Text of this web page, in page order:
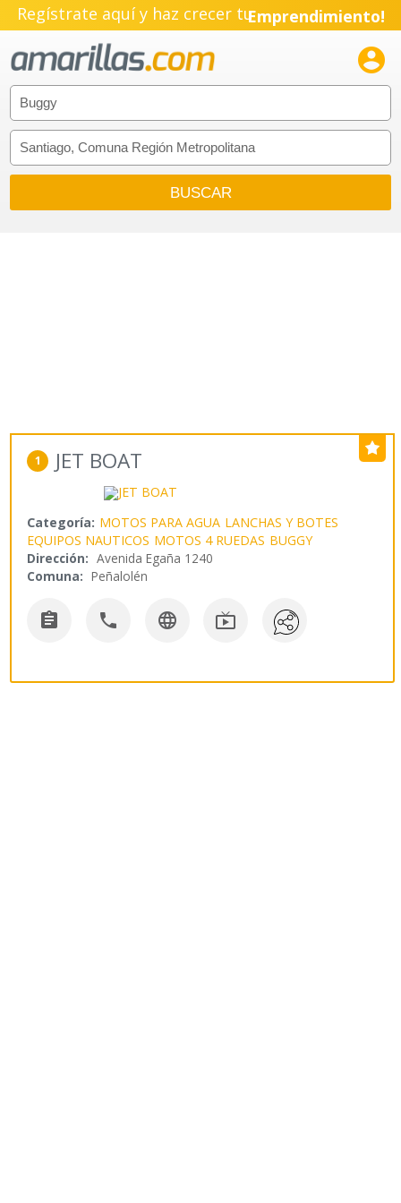
Regístrate aquí y haz crecer tuEmprendimiento!

1 JET BOAT
Categoría: MOTOS PARA AGUA LANCHAS Y BOTES
EQUIPOS NAUTICOS MOTOS 4 RUEDAS BUGGY
Dirección: Avenida Egaña 1240
Comuna: Peñalolén
   